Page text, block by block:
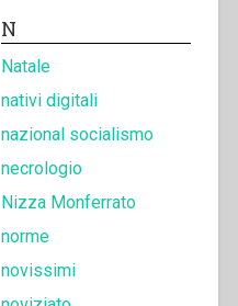
N
Natale
nativi digitali
nazional socialismo
necrologio
Nizza Monferrato
norme
novissimi